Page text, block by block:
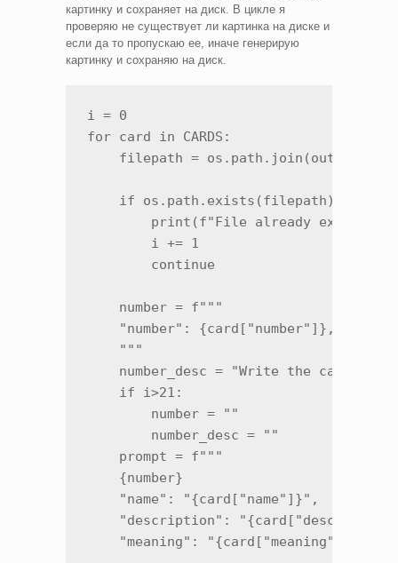
картинку и сохраняет на диск. В цикле я
проверяю не существует ли картинка на диске и
если да то пропускаю ее, иначе генерирую
картинку и сохраняю на диск.
i = 0
for card in CARDS:
filepath =
    if os.path.exists(filepath):
print(f"File already exists:
        i += 1
        continue
    number = f"""
    "number": {card["number"]},
    """
number_desc = "Write the card
    if i>21:
        number = ""
        number_desc = ""
    prompt = f"""
    {number}
    "name": "{card["name"]}",
"description":
    "meaning": "{card["meaning"]}"